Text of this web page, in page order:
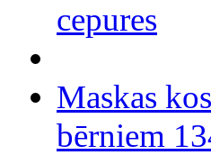
cepures
Maskas
bērniem